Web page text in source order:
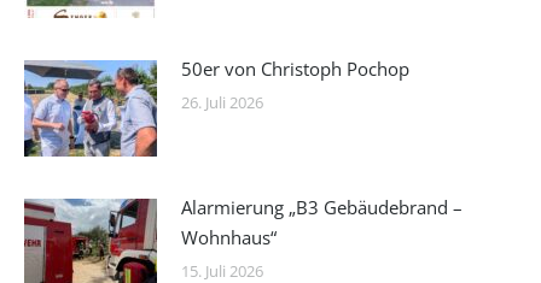
50er von Christoph Pochop
26. Juli 2026
Alarmierung „B3 Gebäudebrand –
Wohnhaus“
15. Juli 2026